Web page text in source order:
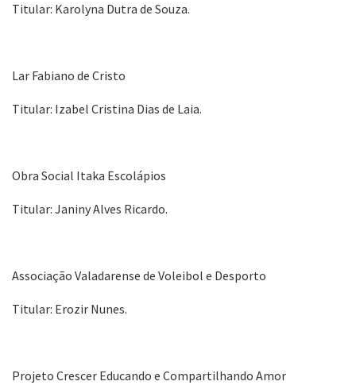
Titular: Karolyna Dutra de Souza.
Lar Fabiano de Cristo
Titular: Izabel Cristina Dias de Laia.
Obra Social Itaka Escolápios
Titular: Janiny Alves Ricardo.
Associação Valadarense de Voleibol e Desporto
Titular: Erozir Nunes.
Projeto Crescer Educando e Compartilhando Amor